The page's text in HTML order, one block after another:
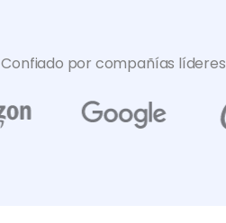
Confiado por compañías líderes